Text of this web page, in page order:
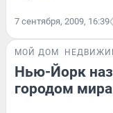
7 сентября, 2009, 16:39
МОЙ ДОМ
Нью-Йорк
городом